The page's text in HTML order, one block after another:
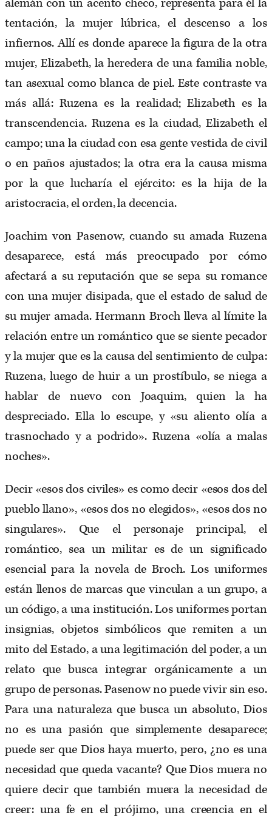
alemán con un acento checo, representa para él la
tentación, la mujer lúbrica, el descenso a los
infiernos. Allí es donde aparece la figura de la otra
mujer, Elizabeth, la heredera de una familia noble,
tan asexual como blanca de piel. Este contraste va
más allá: Ruzena es la realidad; Elizabeth es la
transcendencia. Ruzena es la ciudad, Elizabeth el
campo; una la ciudad con esa gente vestida de civil
o en paños ajustados; la otra era la causa misma
por la que lucharía el ejército: es la hija de la
aristocracia, el orden, la decencia.
Joachim von Pasenow, cuando su amada Ruzena
desaparece, está más preocupado por cómo
afectará a su reputación que se sepa su romance
con una mujer disipada, que el estado de salud de
su mujer amada. Hermann Broch lleva al límite la
relación entre un romántico que se siente pecador
y la mujer que es la causa del sentimiento de culpa:
Ruzena, luego de huir a un prostíbulo, se niega a
hablar de nuevo con Joaquim, quien la ha
despreciado. Ella lo escupe, y «su aliento olía a
trasnochado y a podrido». Ruzena «olía a malas
noches».
Decir «esos dos civiles» es como decir «esos dos del
pueblo llano», «esos dos no elegidos», «esos dos no
singulares». Que el personaje principal, el
romántico, sea un militar es de un significado
esencial para la novela de Broch. Los uniformes
están llenos de marcas que vinculan a un grupo, a
un código, a una institución. Los uniformes portan
insignias, objetos simbólicos que remiten a un
mito del Estado, a una legitimación del poder, a un
relato que busca integrar orgánicamente a un
grupo de personas. Pasenow no puede vivir sin eso.
Para una naturaleza que busca un absoluto, Dios
no es una pasión que simplemente desaparece;
puede ser que Dios haya muerto, pero, ¿no es una
necesidad que queda vacante? Que Dios muera no
quiere decir que también muera la necesidad de
creer: una fe en el prójimo, una creencia en el